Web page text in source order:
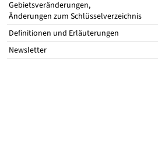
Gebietsveränderungen,
Änderungen zum Schlüsselverzeichnis
Definitionen und Erläuterungen
Newsletter